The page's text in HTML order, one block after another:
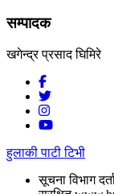
सम्पादक
खगेन्द्र प्रसाद घिमिरे
हुलाकी पाटी टिभी
सूचना विभाग